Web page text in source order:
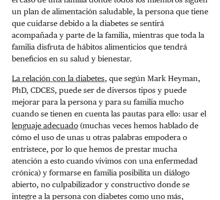
un plan de alimentación saludable, la persona que tiene
que cuidarse debido a la diabetes se sentirá
acompañada y parte de la familia, mientras que toda la
familia disfruta de hábitos alimenticios que tendrá
beneficios en su salud y bienestar.
La relación con la diabetes, que según Mark Heyman,
PhD, CDCES, puede ser de diversos tipos y puede
mejorar para la persona y para su familia mucho
cuando se tienen en cuenta las pautas para ello: usar el
lenguaje adecuado (muchas veces hemos hablado de
cómo el uso de unas u otras palabras empodera o
entristece, por lo que hemos de prestar mucha
atención a esto cuando vivimos con una enfermedad
crónica) y formarse en familia posibilita un diálogo
abierto, no culpabilizador y constructivo donde se
integre a la persona con diabetes como uno más,